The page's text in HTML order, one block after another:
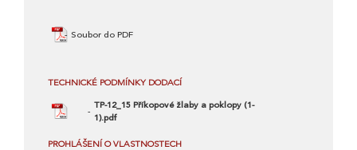
Soubor do PDF
TECHNICKÉ PODMÍNKY DODACÍ
TP-12_15 Příkopové žlaby a poklopy (1-
1).pdf
PROHLÁŠENÍ O VLASTNOSTECH